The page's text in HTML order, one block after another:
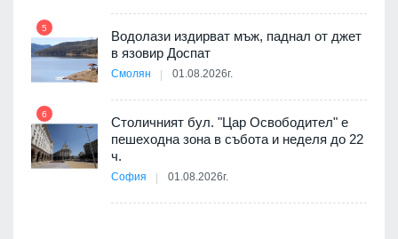
5
Водолази издирват мъж, паднал от джет
в язовир Доспат
Смолян 01.08.2026г.
6
Столичният бул. "Цар Освободител" е
пешеходна зона в събота и неделя до 22
ч.
София 01.08.2026г.